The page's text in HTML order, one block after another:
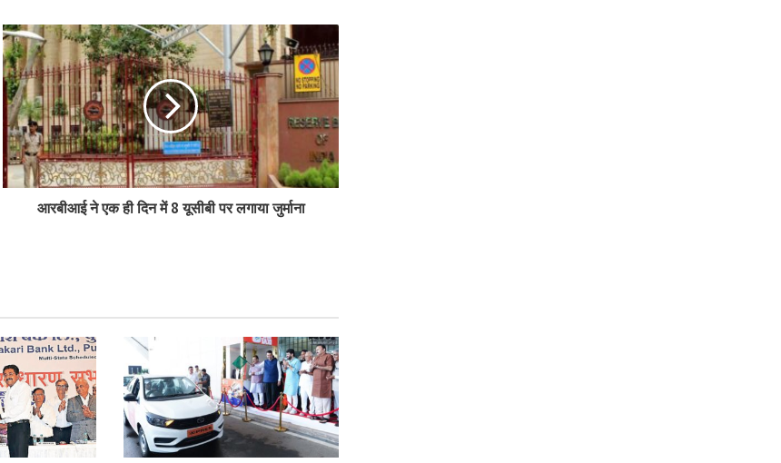
सीईए ने एनसीयूआई जीसी के 15 सदस्यों के चुनाव
को दी मंजूरी
टीएसयू का तेजी से विस्तार, 16 संस्थान संबद्ध; 350
विद्यार्थियों ने लिया प्रवेश
‘कोऑपरेशन अमंग कोऑपरेटिव्स’ से कोऑप बैंकों
को 20 हजार करोड़: भूटानी
आरबीआई ने एक ही दिन में 8 यूसीबी पर लगाया जुर्माना